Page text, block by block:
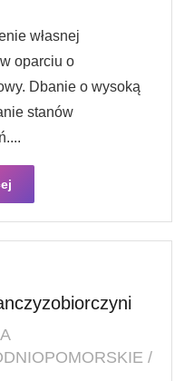
własnej
oparciu o
Dbanie o wysoką
stanów
/